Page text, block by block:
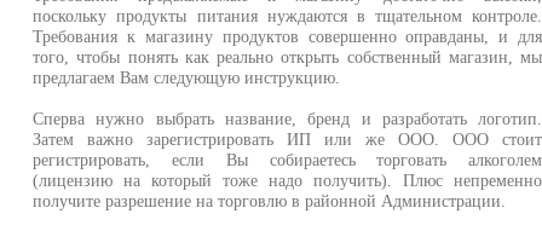
поскольку продукты питания нуждаются в тщательном контроле.
Требования к магазину продуктов совершенно оправданы, и для
того, чтобы понять как реально открыть собственный магазин, мы
предлагаем Вам следующую инструкцию.
Сперва нужно выбрать название, бренд и разработать логотип.
Затем важно зарегистрировать ИП или же ООО. ООО стоит
регистрировать, если Вы собираетесь торговать алкоголем
(лицензию на который тоже надо получить). Плюс непременно
получите разрешение на торговлю в районной Администрации.